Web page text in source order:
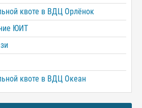
квоте в ВДЦ Орлёнок
ЮИТ
квоте в ВДЦ Океан